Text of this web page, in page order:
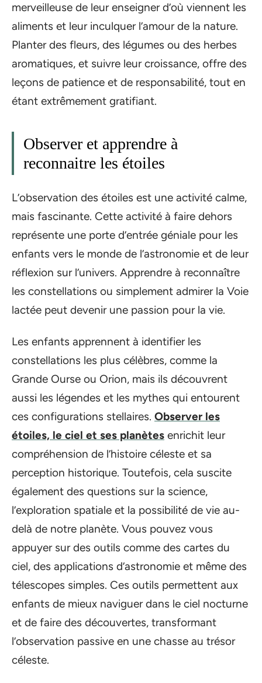
merveilleuse de leur enseigner d’où viennent les
aliments et leur inculquer l’amour de la nature.
Planter des fleurs, des légumes ou des herbes
aromatiques, et suivre leur croissance, offre des
leçons de patience et de responsabilité, tout en
étant extrêmement gratifiant.
Observer et apprendre à
reconnaitre les étoiles
L’observation des étoiles est une activité calme,
mais fascinante. Cette activité à faire dehors
représente une porte d’entrée géniale pour les
enfants vers le monde de l’astronomie et de leur
réflexion sur l’univers. Apprendre à reconnaître
les constellations ou simplement admirer la Voie
lactée peut devenir une passion pour la vie.
Les enfants apprennent à identifier les
constellations les plus célèbres, comme la
Grande Ourse ou Orion, mais ils découvrent
aussi les légendes et les mythes qui entourent
ces configurations stellaires. Observer les
étoiles, le ciel et ses planètes enrichit leur
compréhension de l’histoire céleste et sa
perception historique. Toutefois, cela suscite
également des questions sur la science,
l’exploration spatiale et la possibilité de vie au-
delà de notre planète. Vous pouvez vous
appuyer sur des outils comme des cartes du
ciel, des applications d’astronomie et même des
télescopes simples. Ces outils permettent aux
enfants de mieux naviguer dans le ciel nocturne
et de faire des découvertes, transformant
l’observation passive en une chasse au trésor
céleste.